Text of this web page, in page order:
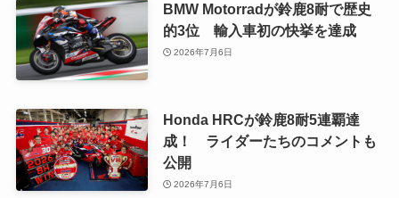
BMW Motorradが鈴鹿8耐で歴史
的3位 輸入車初の快挙を達成
2026年7月6日
Honda HRCが鈴鹿8耐5連覇達
成！ ライダーたちのコメントも
公開
2026年7月6日